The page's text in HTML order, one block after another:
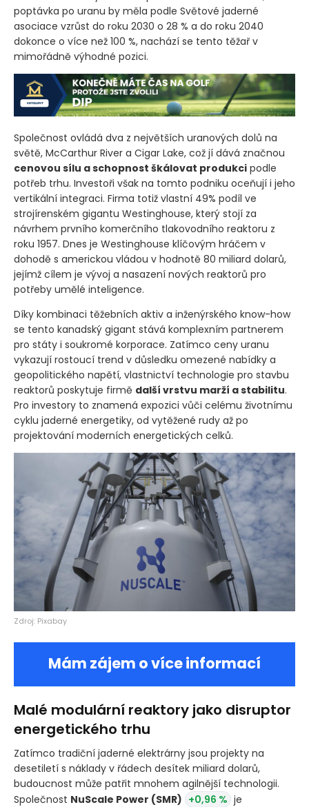
poptávka po uranu by měla podle Světové jaderné
asociace vzrůst do roku 2030 o 28 % a do roku 2040
dokonce o více než 100 %, nachází se tento těžař v
mimořádně výhodné pozici.
Společnost ovládá dva z největších uranových dolů na
světě, McCarthur River a Cigar Lake, což jí dává značnou
cenovou sílu a schopnost škálovat produkci podle
potřeb trhu. Investoři však na tomto podniku oceňují i jeho
vertikální integraci. Firma totiž vlastní 49% podíl ve
strojírenském gigantu Westinghouse, který stojí za
návrhem prvního komerčního tlakovodního reaktoru z
roku 1957. Dnes je Westinghouse klíčovým hráčem v
dohodě s americkou vládou v hodnotě 80 miliard dolarů,
jejímž cílem je vývoj a nasazení nových reaktorů pro
potřeby umělé inteligence.
Díky kombinaci těžebních aktiv a inženýrského know-how
se tento kanadský gigant stává komplexním partnerem
pro státy i soukromé korporace. Zatímco ceny uranu
vykazují rostoucí trend v důsledku omezené nabídky a
geopolitického napětí, vlastnictví technologie pro stavbu
reaktorů poskytuje firmě další vrstvu marží a stabilitu.
Pro investory to znamená expozici vůči celému životnímu
cyklu jaderné energetiky, od vytěžené rudy až po
projektování moderních energetických celků.
Zdroj: Pixabay
Mám zájem o více informací
Malé modulární reaktory jako disruptor
energetického trhu
Zatímco tradiční jaderné elektrárny jsou projekty na
desetiletí s náklady v řádech desítek miliard dolarů,
budoucnost může patřit mnohem agilnější technologii.
Společnost NuScale Power (SMR) +0,96 % je